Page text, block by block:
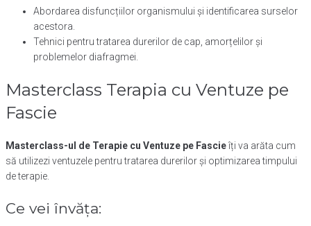
Abordarea disfuncțiilor organismului și identificarea surselor
acestora.
Tehnici pentru tratarea durerilor de cap, amorțelilor și
problemelor diafragmei.
Masterclass Terapia cu Ventuze pe
Fascie
Masterclass-ul de Terapie cu Ventuze pe Fascieîți va arăta cum
să utilizezi ventuzele pentru tratarea durerilor și optimizarea timpului
de terapie.
Ce vei învăța: